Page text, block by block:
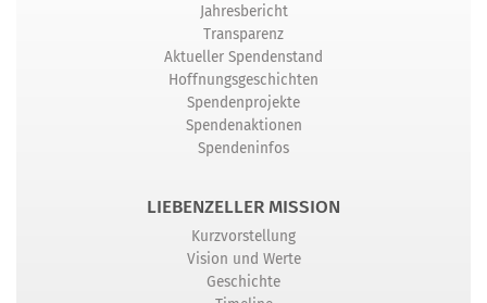
Jahresbericht
Transparenz
Aktueller Spendenstand
Hoffnungsgeschichten
Spendenprojekte
Spendenaktionen
Spendeninfos
LIEBENZELLER MISSION
Kurzvorstellung
Vision und Werte
Geschichte